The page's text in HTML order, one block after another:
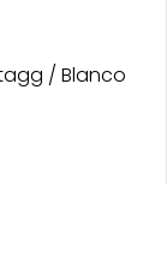
/ Blanco